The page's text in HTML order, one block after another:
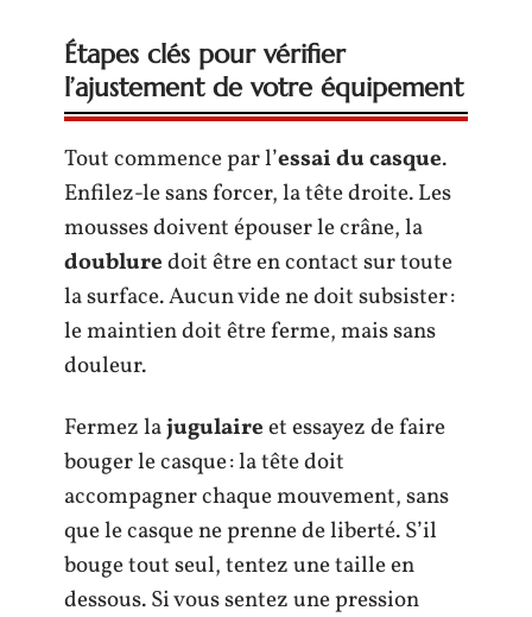
Étapes clés pour vérifier
l’ajustement de votre équipement
Tout commence par l’essai du casque.
Enfilez-le sans forcer, la tête droite. Les
mousses doivent épouser le crâne, la
doubluredoit être en contact sur toute
la surface. Aucun vide ne doit subsister :
le maintien doit être ferme, mais sans
douleur.
Fermez lajugulaireet essayez de faire
bouger le casque : la tête doit
accompagner chaque mouvement, sans
que le casque ne prenne de liberté. S’il
bouge tout seul, tentez une taille en
dessous. Si vous sentez une pression